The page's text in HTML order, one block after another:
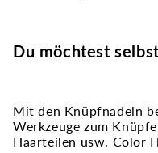
Du möchtest
Mit den Knüpfnadeln
Werkzeuge zum
Haarteilen usw. Color